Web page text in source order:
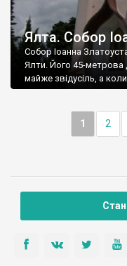
Ялта. Собор
Собор Іоанна
Ялти. Його 45-метрова
майже звідусіль, а
1 2